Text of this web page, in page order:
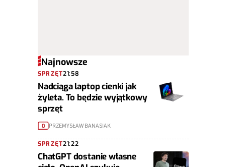
Najnowsze
SPRZĘT21:58
Nadciąga laptop cienki jak
żyleta. To będzie wyjątkowy
sprzęt
0 PRZEMYSŁAW BANASIAK
SPRZĘT21:22
ChatGPT dostanie własne